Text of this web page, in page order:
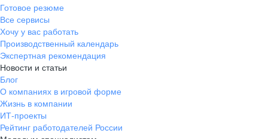
Готовое резюме
Все сервисы
Хочу у вас работать
Производственный календарь
Экспертная рекомендация
Новости и статьи
Блог
О компаниях в игровой форме
Жизнь в компании
ИТ-проекты
Рейтинг работодателей России